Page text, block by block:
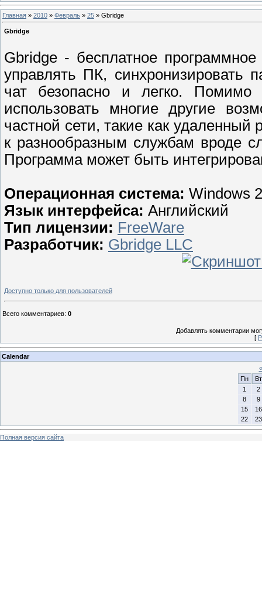
Главная » 2010 » Февраль » 25 » Gbridge
Gbridge
Gbridge - бесплатное
управлять ПК, синхронизировать
чат безопасно и легко.
использовать многие другие
частной сети, такие как
к разнообразным службам вроде
Программа может быть
Операционная система: Windows
Язык интерфейса: Английский
Тип лицензии: FreeWare
Разработчик: Gbridge LLC
Доступно только для пользователей
Всего комментариев: 0
Добавлять комментарии
[
Calendar
«
Пн
Вт
1
2
8
9
15
16
22
23
Полная версия сайта